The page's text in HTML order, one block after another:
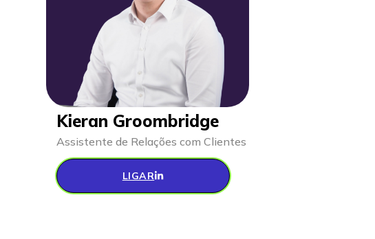
Kieran Groombridge
Assistente de Relações com Clientes
LIGAR